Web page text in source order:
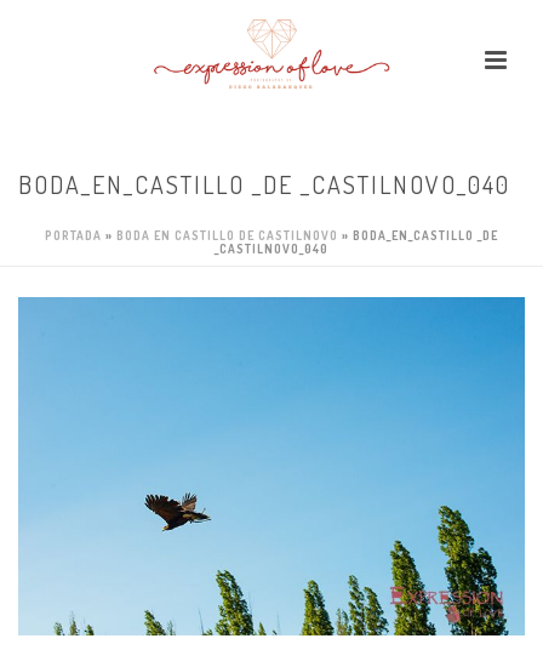
BODA_EN_CASTILLO _DE _CASTILNOVO_040
PORTADA » BODA EN CASTILLO DE CASTILNOVO » BODA_EN_CASTILLO _DE
_CASTILNOVO_040